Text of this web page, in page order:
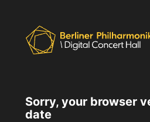
Sorry, your browser
date